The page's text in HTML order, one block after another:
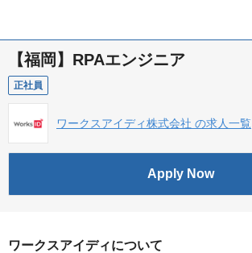
【福岡】RPAエンジニア
正社員
ワークスアイディ株式会社 の求人一覧
Apply Now
ワークスアイディについて